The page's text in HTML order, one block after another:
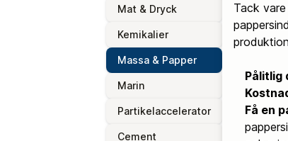
Mat & Dryck
Kemikalier
Massa & Papper
Marin
Partikelaccelerator
Cement
Tack
Pålitlig
Få en